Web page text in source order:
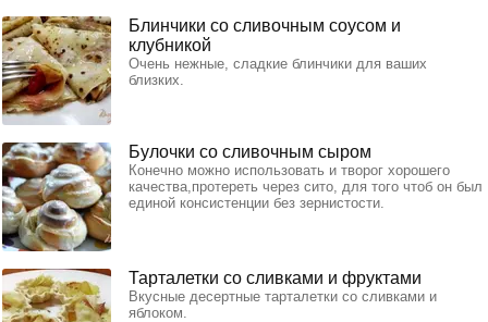
Блинчики со сливочным соусом и
клубникой
Очень нежные, сладкие блинчики для ваших
близких.
Булочки со сливочным сыром
Конечно можно использовать и творог хорошего
качества,протереть через сито, для того чтоб он был
единой консистенции без зернистости.
Тарталетки со сливками и фруктами
Вкусные десертные тарталетки со сливками и
яблоком.